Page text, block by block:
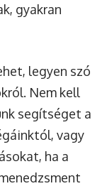
gyakran
legyen szó
Nem kell
segítséget a
vagy
ha a